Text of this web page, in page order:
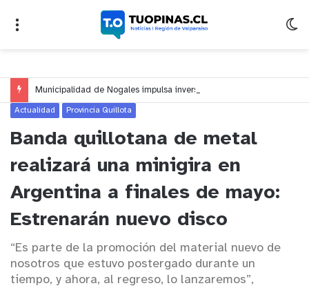
Actualidad Provincia Quillota
Banda quillotana de metal
realizará una minigira en
Argentina a finales de mayo:
Estrenarán nuevo disco
“Es parte de la promoción del material nuevo de
nosotros que estuvo postergado durante un
tiempo, y ahora, al regreso, lo lanzaremos”,